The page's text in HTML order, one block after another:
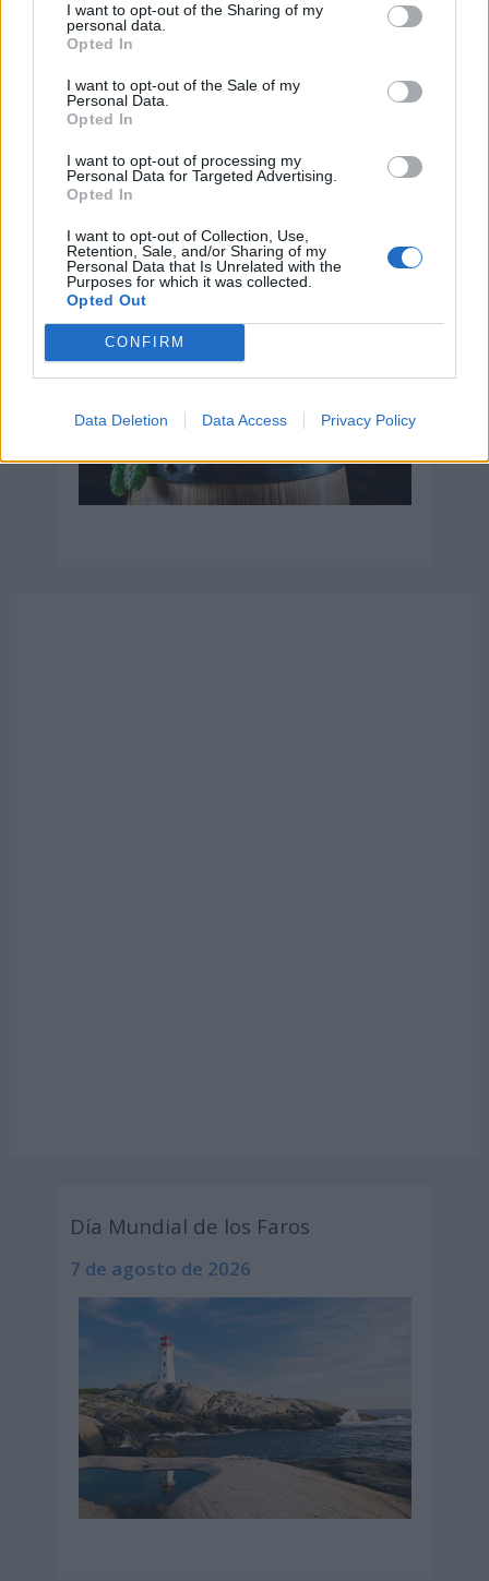
I want to opt-out of the Sharing of my
personal data.
Opted In
I want to opt-out of the Sale of my
Personal Data.
Opted In
I want to opt-out of processing my
Personal Data for Targeted Advertising.
Opted In
I want to opt-out of Collection, Use,
Retention, Sale, and/or Sharing of my
Personal Data that Is Unrelated with the
Purposes for which it was collected.
Opted Out
CONFIRM
Data Deletion Data Access Privacy Policy
discriminación racial
Hoy 7 de agosto es:
7 de agosto de 2026
Día Mundial de los Faros
7 de agosto de 2026